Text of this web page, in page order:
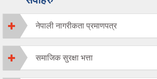
नेपाली नागरीकता प्रमाणपत्र
समाजिक सुरक्षा भत्ता